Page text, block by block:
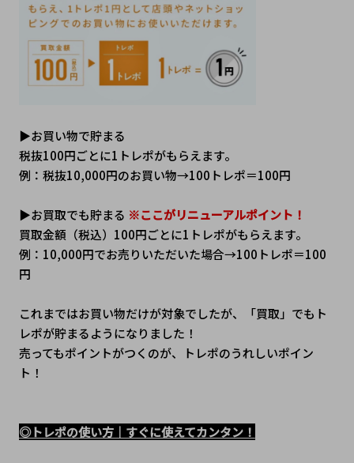
▶お買い物で貯まる
税抜100円ごとに1トレポがもらえます。
例：税抜10,000円のお買い物→100トレポ＝100円
▶お買取でも貯まる ※ここがリニューアルポイント！
買取金額（税込）100円ごとに1トレポがもらえます。
例：10,000円でお売りいただいた場合→100トレポ＝100
円
これまではお買い物だけが対象でしたが、「買取」でもト
レポが貯まるようになりました！
売ってもポイントがつくのが、トレポのうれしいポイン
ト！
◎トレポの使い方｜すぐに使えてカンタン！